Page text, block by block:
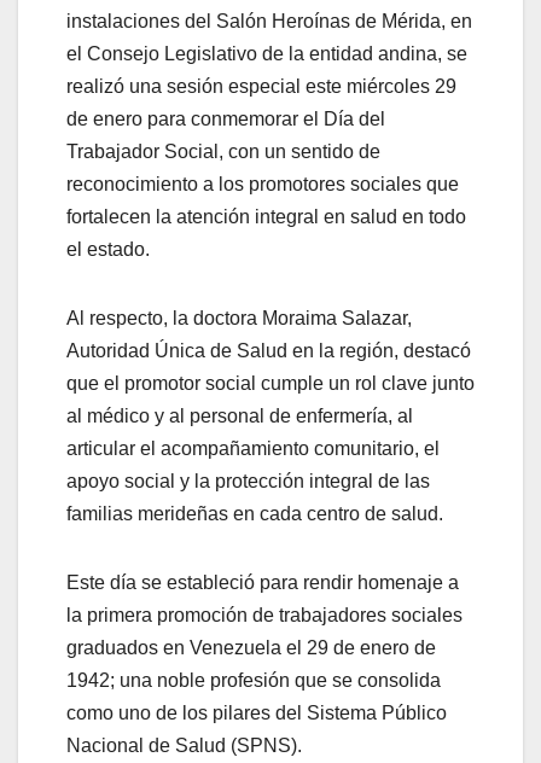
instalaciones del Salón Heroínas de Mérida, en
el Consejo Legislativo de la entidad andina, se
realizó una sesión especial este miércoles 29
de enero para conmemorar el Día del
Trabajador Social, con un sentido de
reconocimiento a los promotores sociales que
fortalecen la atención integral en salud en todo
el estado.
Al respecto, la doctora Moraima Salazar,
Autoridad Única de Salud en la región, destacó
que el promotor social cumple un rol clave junto
al médico y al personal de enfermería, al
articular el acompañamiento comunitario, el
apoyo social y la protección integral de las
familias merideñas en cada centro de salud.
Este día se estableció para rendir homenaje a
la primera promoción de trabajadores sociales
graduados en Venezuela el 29 de enero de
1942; una noble profesión que se consolida
como uno de los pilares del Sistema Público
Nacional de Salud (SPNS).